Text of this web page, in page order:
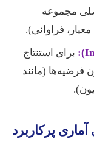
مجموعه
فراوانی).
برای استنتاج
فرضیه‌ها (مانند